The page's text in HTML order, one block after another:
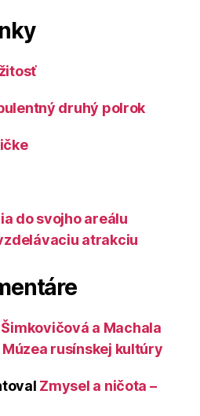
druhý polrok
do svojho areálu
atrakciu
Šimkovičová a Machala
rusínskej kultúry
Zmysel a ničota –